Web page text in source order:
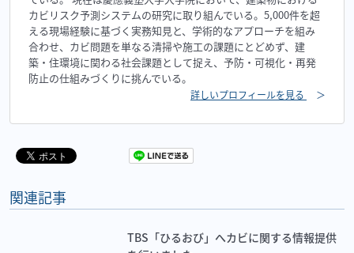
カビリスク予測システムの研究に取り組んでいる。5,000件を超
える現場経験に基づく実務知見と、学術的なアプローチを組み
合わせ、カビ問題を単なる清掃や施工の課題にとどめず、建
築・住環境に関わる社会課題として捉え、予防・可視化・再発
防止の仕組みづくりに挑んでいる。
詳しいプロフィールを見る ＞
関連記事
TBS「ひるおび」へカビに関する情報提供